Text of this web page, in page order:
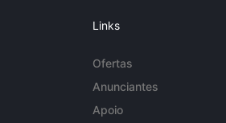
Links
Ofertas
Anunciantes
Apoio